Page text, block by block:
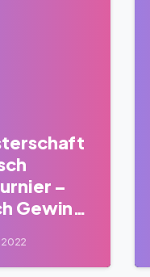
–
Gewinnt
2022